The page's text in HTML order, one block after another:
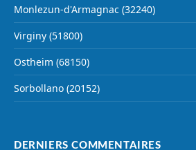
Monlezun-d'Armagnac (32240)
Virginy (51800)
Ostheim (68150)
Sorbollano (20152)
DERNIERS COMMENTAIRES